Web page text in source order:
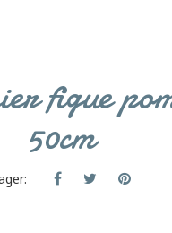
figue
50cm